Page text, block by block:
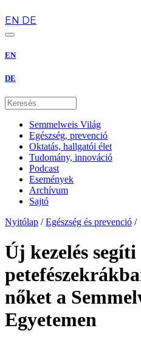
EN DE
EN
DE
Semmelweis Világ
Egészség, prevenció
Oktatás, hallgatói élet
Tudomány, innováció
Podcast
Események
Archívum
Sajtó
Nyitólap / Egészség és prevenció /
Új kezelés segíti
nőket a
Egyetemen